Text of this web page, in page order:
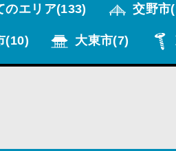
のエリア(133) 交野市
(10) 大東市(7)